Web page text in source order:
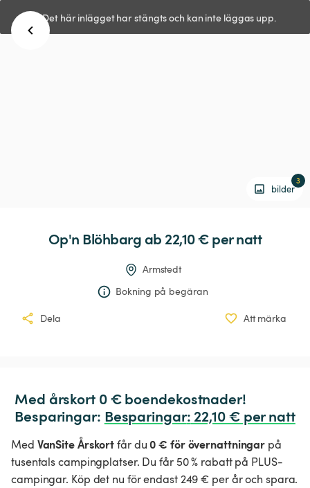
Det här inlägget har stängts och kan inte läggas upp.
bilder
3
Op'n Blöhbarg ab 22,10 € per natt
Armstedt
Bokning på begäran
Dela Att märka
Med årskort 0 € boendekostnader!
Besparingar: Besparingar: 22,10 € per natt
Med VanSite Årskortfår du0 € för övernattningar på
tusentals campingplatser. Du får 50 % rabatt på PLUS-
campingar. Köp det nu för endast 249 € per år och spara.